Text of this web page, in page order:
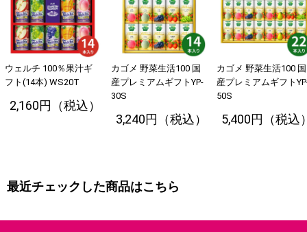
ウェルチ 100％果汁ギ
フト(14本) WS20T
2,160円（税込）
カゴメ 野菜生活100 国
産プレミアムギフトYP-
30S
3,240円（税込）
カゴメ 野菜生活100 国
産プレミアムギフト
50S
5,400円（税込
最近チェックした商品はこちら